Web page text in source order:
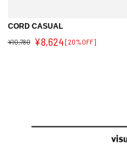
CORD CASUAL
¥10,780 ¥8,624 [20%OFF]